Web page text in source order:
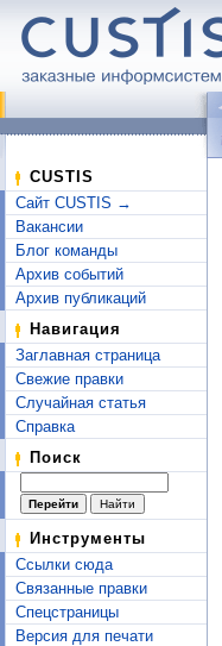
CUSTIS
Сайт CUSTIS →
Вакансии
Блог команды
Архив событий
Архив публикаций
Навигация
Заглавная страница
Свежие правки
Случайная статья
Справка
Поиск
Инструменты
Ссылки сюда
Связанные правки
Спецстраницы
Версия для печати